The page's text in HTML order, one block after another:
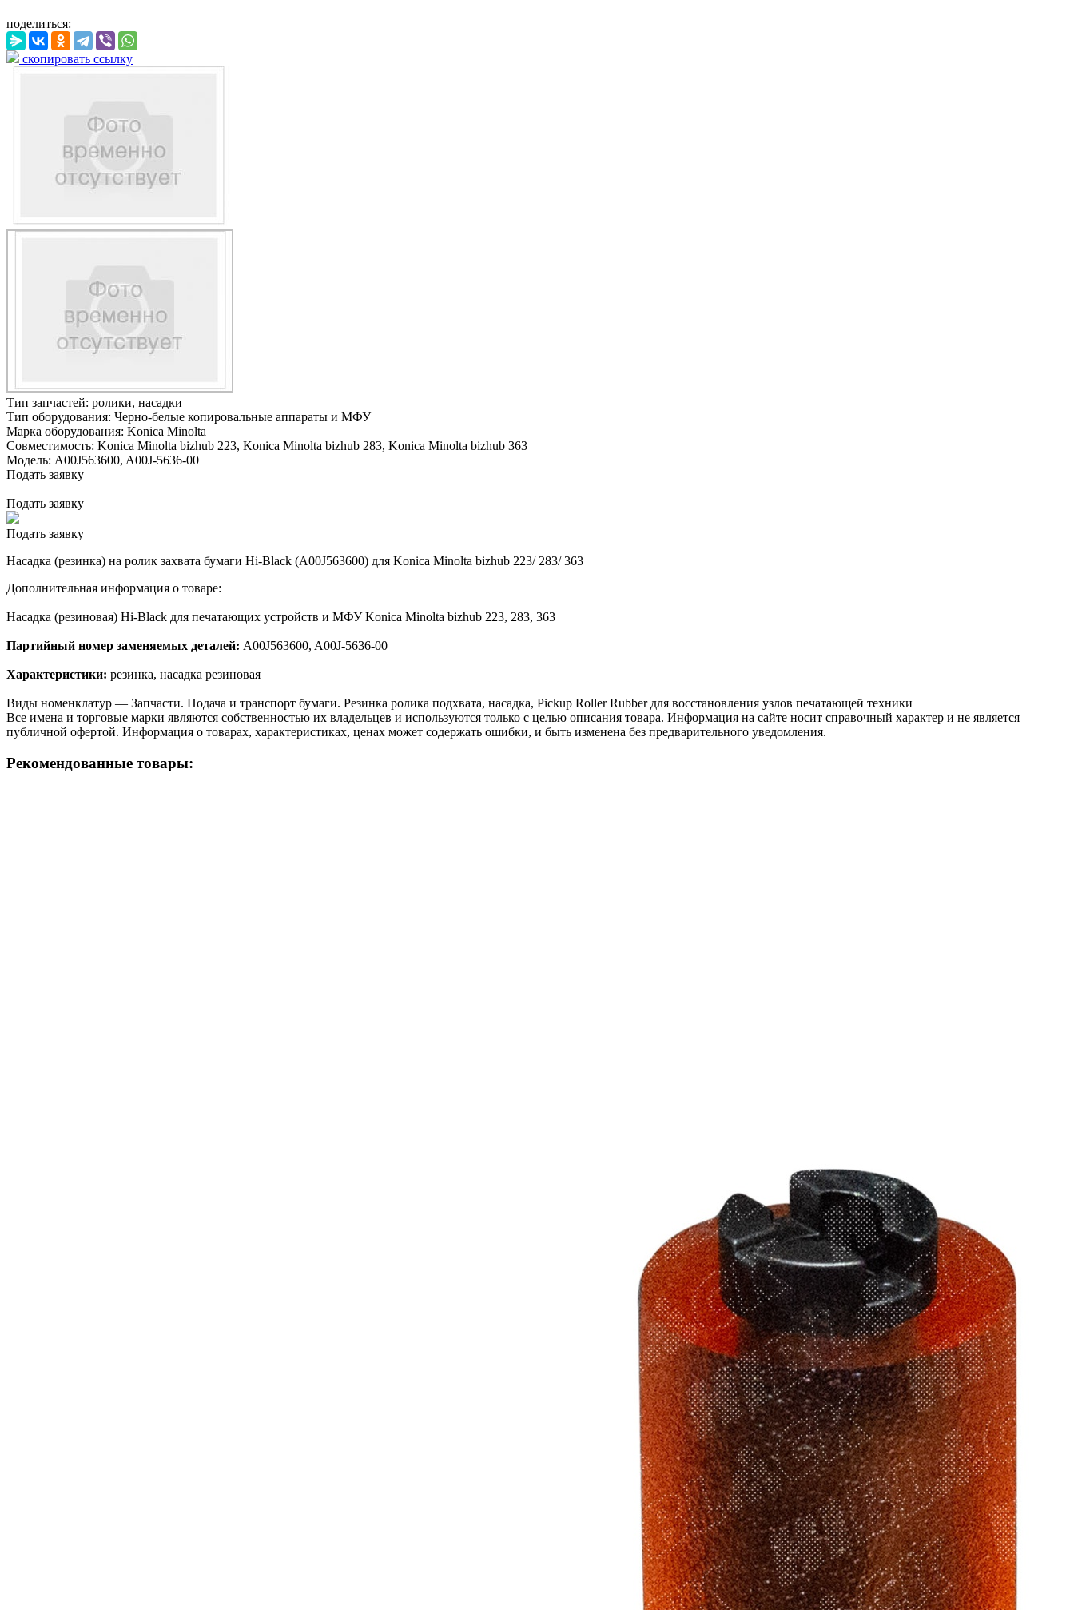
поделиться:
скопировать ссылку
Тип запчастей: ролики, насадки
Тип оборудования: Черно-белые копировальные аппараты и МФУ
Марка оборудования: Konica Minolta
Совместимость: Konica Minolta bizhub 223, Konica Minolta bizhub 283, Konica Minolta bizhub 363
Модель: A00J563600, A00J-5636-00
Подать заявку
Подать заявку
Подать заявку
Насадка (резинка) на ролик захвата бумаги Hi-Black (A00J563600) для Konica Minolta bizhub 223/ 283/ 363
Дополнительная информация о товаре:
Насадка (резиновая) Hi-Black для печатающих устройств и МФУ Konica Minolta bizhub 223, 283, 363
Партийный номер заменяемых деталей: A00J563600, A00J-5636-00
Характеристики: резинка, насадка резиновая
Виды номенклатур — Запчасти. Подача и транспорт бумаги. Резинка ролика подхвата, насадка, Pickup Roller Rubber для восстановления узлов печатающей техники
Все имена и торговые марки являются собственностью их владельцев и используются только с целью описания товара. Информация на сайте носит справочный характер и не является
публичной офертой. Информация о товарах, характеристиках, ценах может содержать ошибки, и быть изменена без предварительного уведомления.
Рекомендованные товары: